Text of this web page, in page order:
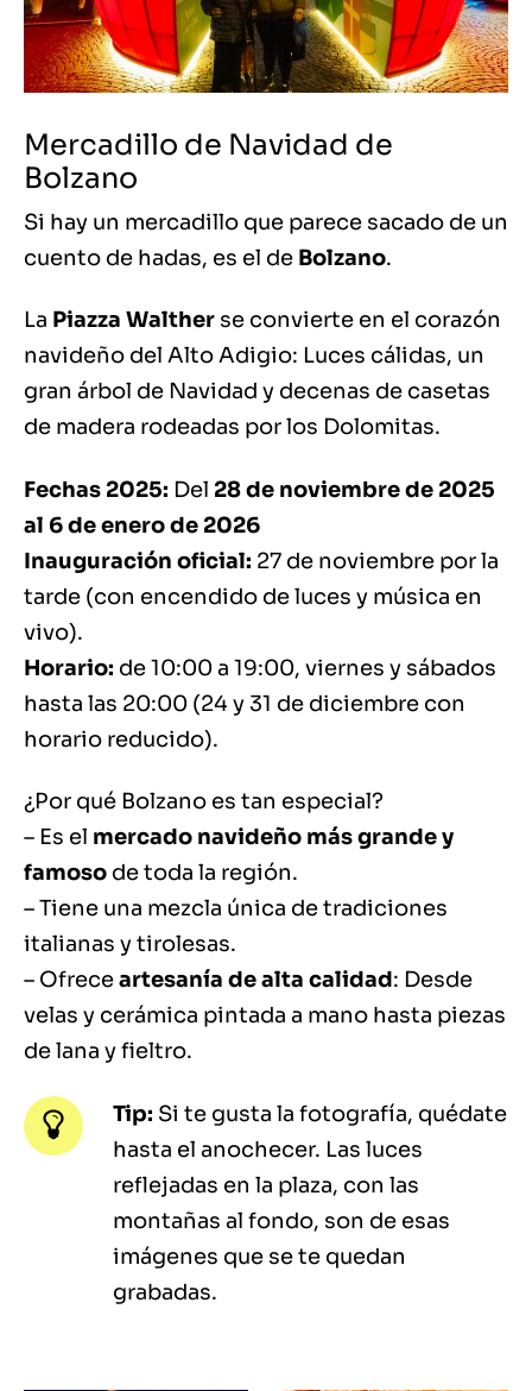
Mercadillo de Navidad de
Bolzano
Si hay un mercadillo que parece sacado de un
cuento de hadas, es el de Bolzano.
La Piazza Walther se convierte en el corazón
navideño del Alto Adigio: Luces cálidas, un
gran árbol de Navidad y decenas de casetas
de madera rodeadas por los Dolomitas.
Fechas 2025: Del 28 de noviembre de 2025
al 6 de enero de 2026
Inauguración oficial: 27 de noviembre por la
tarde (con encendido de luces y música en
vivo).
Horario: de 10:00 a 19:00, viernes y sábados
hasta las 20:00 (24 y 31 de diciembre con
horario reducido).
¿Por qué Bolzano es tan especial?
– Es el mercado navideño más grande y
famoso de toda la región.
– Tiene una mezcla única de tradiciones
italianas y tirolesas.
– Ofreceartesanía de alta calidad: Desde
velas y cerámica pintada a mano hasta piezas
de lana y fieltro.
Tip: Si te gusta la fotografía, quédate
hasta el anochecer. Las luces
reflejadas en la plaza, con las
montañas al fondo, son de esas
imágenes que se te quedan
grabadas.